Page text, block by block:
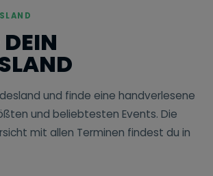
und finde eine handverlesene
und beliebtesten Events. Die
mit allen Terminen findest du in